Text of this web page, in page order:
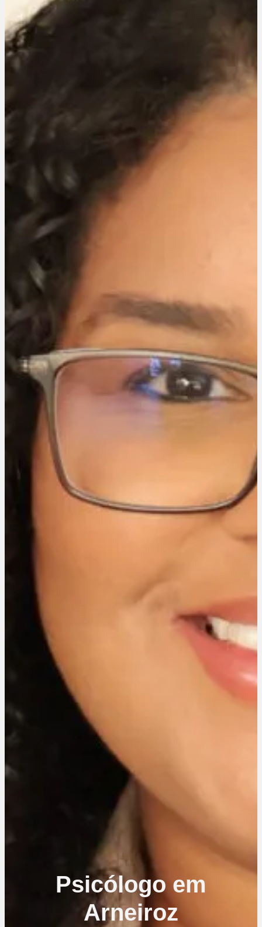
Psicólogo em
Arneiroz